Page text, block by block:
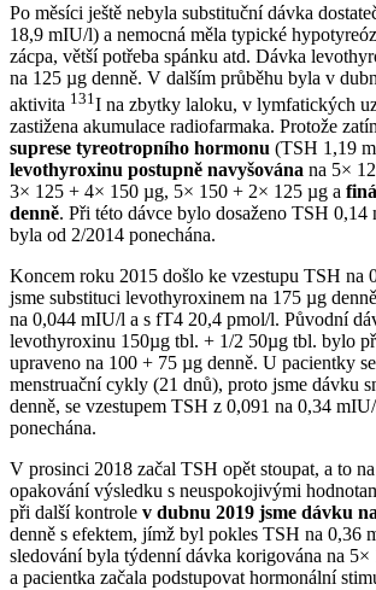
Po měsíci ještě nebyla substituční dávka
18,9 mIU⁠/⁠l) a nemocná měla typické
zácpa, větší potřeba spánku atd. Dávka
na 125 µg denně. V dalším průběhu byla v
aktivita 131 I na zbytky laloku, v lymfatických
zastižena akumulace radiofarmaka. Protože
suprese tyreotropního hormonu (TSH 1,19
levothyroxinu postupně navyšována na 5×
3× 125 + 4× 150 µg, 5× 150 + 2× 125 µg a
denně. Při této dávce bylo dosaženo TSH
byla od 2/2014 ponechána.
Koncem roku 2015 došlo ke vzestupu TSH na
jsme substituci levothyroxinem na 175 µg
na 0,044 mIU⁠/⁠l a s fT4 20,4 pmol⁠/⁠l. Původní
levothyroxinu 150µg tbl. + 1/2 50µg tbl. bylo
upraveno na 100 + 75 µg denně. U pacientky
menstruační cykly (21 dnů), proto jsme dávku
denně, se vzestupem TSH z 0,091 na 0,34
ponechána.
V prosinci 2018 začal TSH opět stoupat, a to
opakování výsledku s neuspokojivými
při další kontrole v dubnu 2019 jsme dávku
denně s efektem, jímž byl pokles TSH na 0,36
sledování byla týdenní dávka korigována na
a pacientka začala podstupovat hormonální